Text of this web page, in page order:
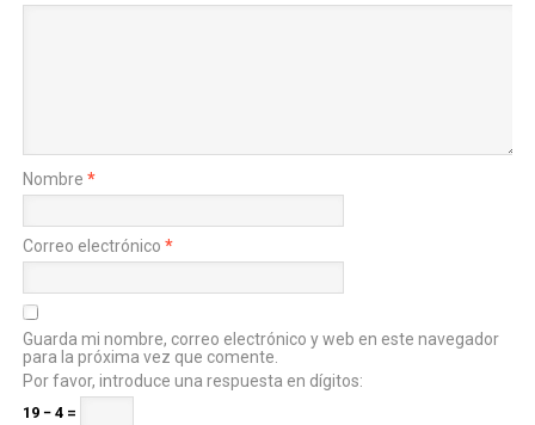
Nombre *
Correo electrónico *
Guarda mi nombre, correo electrónico y web en este navegador
para la próxima vez que comente.
Por favor, introduce una respuesta en dígitos:
19 − 4 =